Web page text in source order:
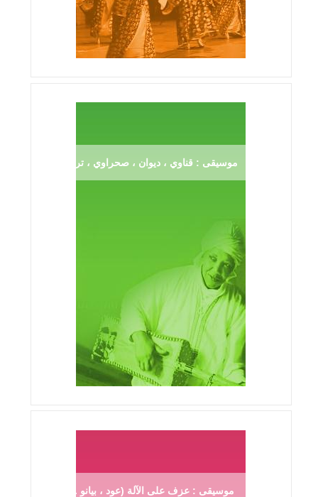
موسيقى : قناوي ، ديوان ، صحراوي ، ترڨية
موسيقى : عزف على الآلة (عود ، بيانو ...)